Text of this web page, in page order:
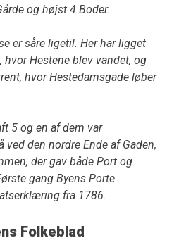
og højst 4 Boder.
er såre ligetil. Her har ligget
hvor Hestene blev vandet, og
hvor Hestedamsgade løber
5 og en af dem var
ved den nordre Ende af Gaden,
der gav både Port og
gang Byens Porte
fra 1786.
Folkeblad